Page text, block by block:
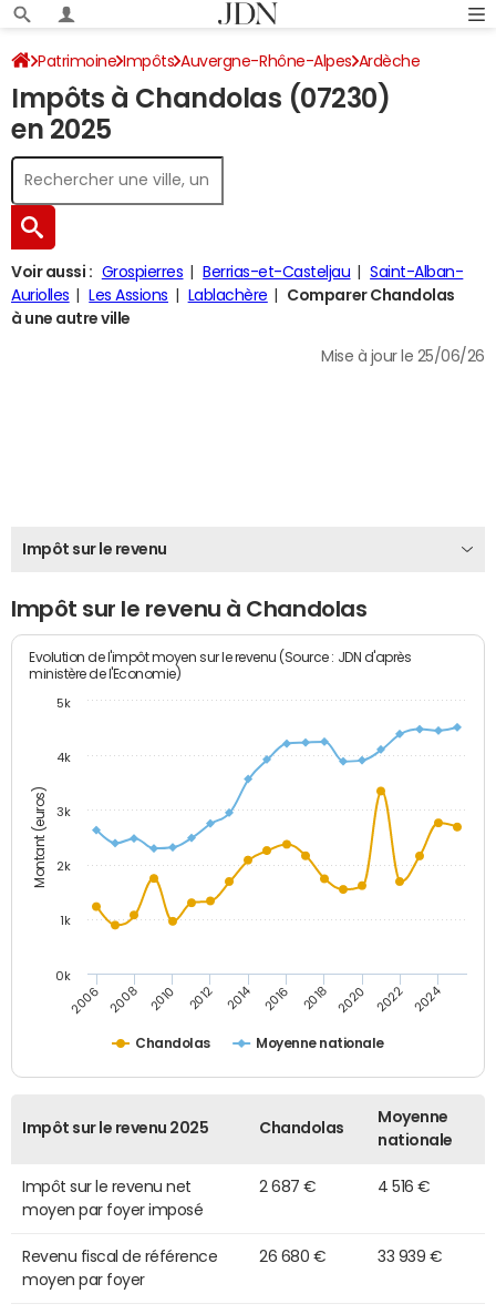
Patrimoine Impôts Auvergne-Rhône-Alpes Ardèche
Chandolas Impôt sur le revenu
Impôts à Chandolas (07230)
en 2025
Voir aussi : Grospierres Berrias-et-Casteljau
Saint-Alban-
Auriolles
Les Assions Lablachère
Comparer Chandolas
à une autre ville
Mise à jour le 25/06/26
Impôt sur le revenu
Impôt sur le revenu à Chandolas
Montant (euros)
Evolution de l'impôt moyen sur le revenu (Source : JDN d'après
ministère de l'Economie)
Chandolas Moyenne nationale
2006 2008 2010 2012 2014 2016 2018 2020 2022 2024
0k
1k
2k
3k
4k
5k
Impôt sur le revenu 2025 Chandolas
Moyenne
nationale
Impôt sur le revenu net
moyen par foyer imposé
2 687 € 4 516 €
Revenu fiscal de référence
moyen par foyer
26 680 € 33 939 €